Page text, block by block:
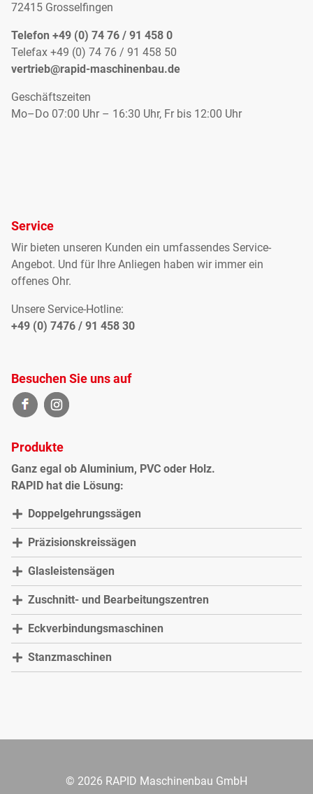
72415 Grosselfingen
Telefon +49 (0) 74 76 / 91 458 0
Telefax +49 (0) 74 76 / 91 458 50
vertrieb@rapid-maschinenbau.de
Geschäftszeiten
Mo–Do 07:00 Uhr – 16:30 Uhr, Fr bis 12:00 Uhr
Service
Wir bieten unseren Kunden ein umfassendes Service-
Angebot. Und für Ihre Anliegen haben wir immer ein
offenes Ohr.
Unsere Service-Hotline:
+49 (0) 7476 / 91 458 30
Besuchen Sie uns auf
Produkte
Ganz egal ob Aluminium, PVC oder Holz.
RAPID hat die Lösung:
Doppelgehrungssägen
Präzisionskreissägen
Glasleistensägen
Zuschnitt- und Bearbeitungszentren
Eckverbindungsmaschinen
Stanzmaschinen
© 2026 RAPID Maschinenbau GmbH